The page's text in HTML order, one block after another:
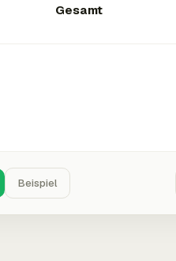
Gesamt
Beispiel